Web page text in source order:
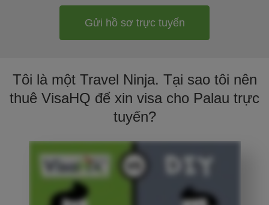
Gửi hồ sơ trực tuyến
Tôi là một Travel Ninja. Tại sao tôi nên
thuê VisaHQ để xin visa cho Palau trực
tuyến?